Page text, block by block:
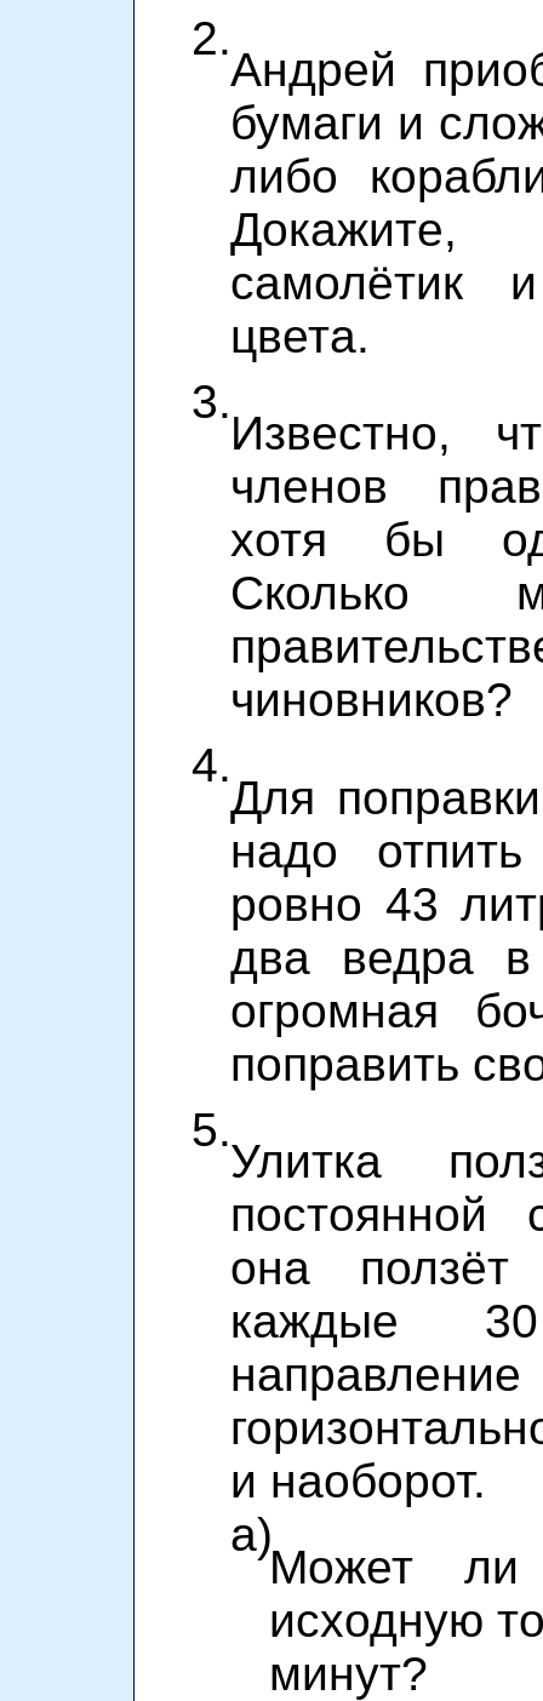
2.
Андрей
бумаги и
либо
самолётик
цвета.
3.
Известно,
членов
хотя бы
Сколько
чиновников?
4.
Для
надо
ровно 43
два ведра
огромная
поправить
5.
Улитка
постоянной
она ползёт
каждые
и наоборот.
а)
Может ли
исходную
минут?